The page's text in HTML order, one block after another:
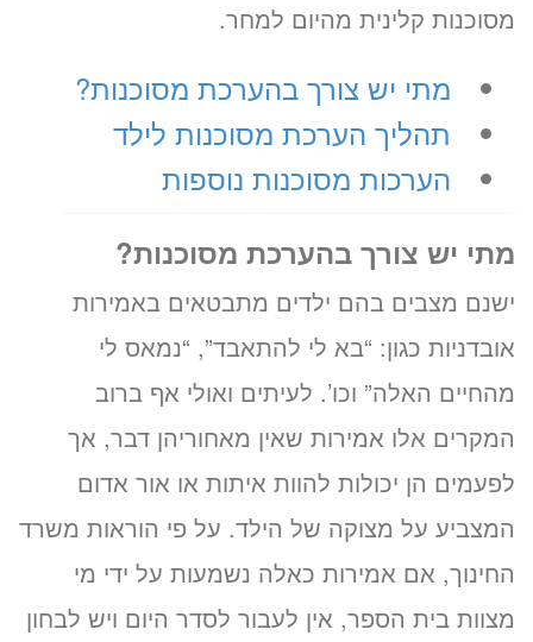
מסוכנות קלינית מהיום למחר.
מתי יש צורך בהערכת מסוכנות?
תהליך הערכת מסוכנות לילד
הערכות מסוכנות נוספות
מתי יש צורך בהערכת מסוכנות?
ישנם מצבים בהם ילדים מתבטאים באמירות
אובדניות כגון: “בא לי להתאבד”, “נמאס לי
מהחיים האלה” וכו’. לעיתים ואולי אף ברוב
המקרים אלו אמירות שאין מאחוריהן דבר, אך
לפעמים הן יכולות להוות איתות או אור אדום
המצביע על מצוקה של הילד. על פי הוראות משרד
החינוך, אם אמירות כאלה נשמעות על ידי מי
מצוות בית הספר, אין לעבור לסדר היום ויש לבחון